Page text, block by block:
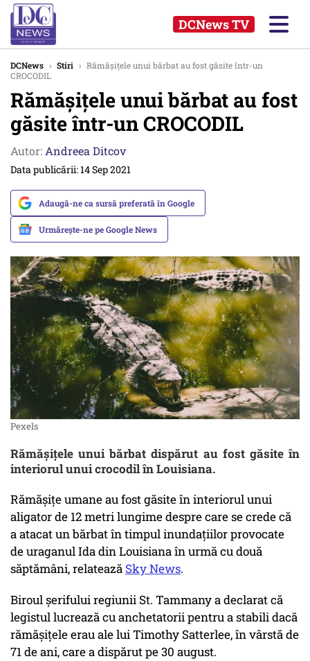
DCNews TV
DCNews › Stiri › Rămășițele unui bărbat au fost găsite într-un
CROCODIL
Rămășițele unui bărbat au fost
găsite într-un CROCODIL
Autor: Andreea Ditcov
Data publicării: 14 Sep 2021
Adaugă-ne ca sursă preferată în Google
Urmărește-ne pe Google News
Pexels
Rămășițele unui bărbat dispărut au fost găsite în
interiorul unui crocodil în Louisiana.
Rămășițe umane au fost găsite în interiorul unui
aligator de 12 metri lungime despre care se crede că
a atacat un bărbat în timpul inundațiilor provocate
de uraganul Ida din Louisiana în urmă cu două
săptămâni, relatează Sky News.
Biroul șerifului regiunii St. Tammany a declarat că
legistul lucrează cu anchetatorii pentru a stabili dacă
rămășițele erau ale lui Timothy Satterlee, în vârstă de
71 de ani, care a dispărut pe 30 august.